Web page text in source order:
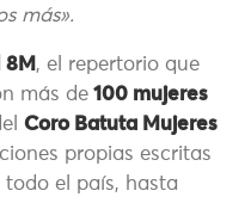
más».
, el repertorio que
más de 100 mujeres
Coro Batuta Mujeres
propias escritas
todo el país, hasta